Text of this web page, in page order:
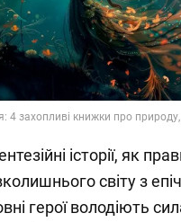
4 захопливі книжки про
історії, як
світу з
герої володіють